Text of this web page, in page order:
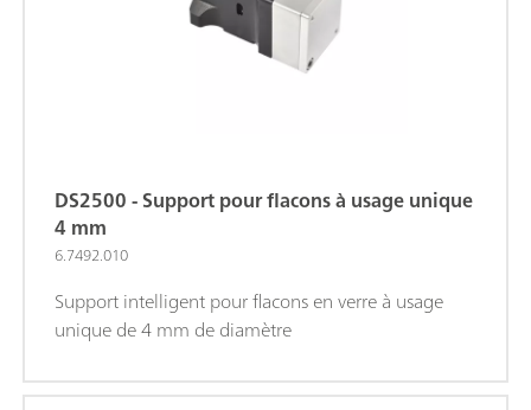
DS2500 - Support pour flacons à usage unique
4 mm
6.7492.010
Support intelligent pour flacons en verre à usage
unique de 4 mm de diamètre